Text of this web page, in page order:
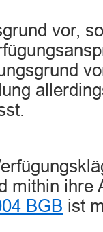
vor,
mithin ihre
BGB ist